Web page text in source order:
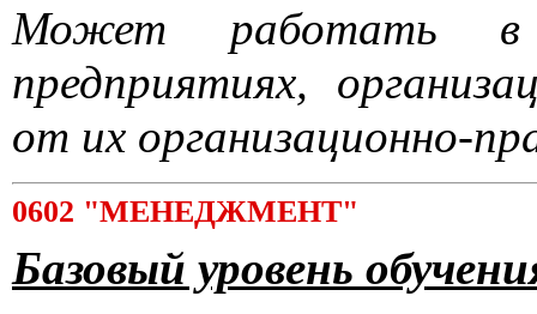
Может работать в
предприятиях,
от их организационно-
0602 "МЕНЕДЖМЕНТ"
Базовый уровень